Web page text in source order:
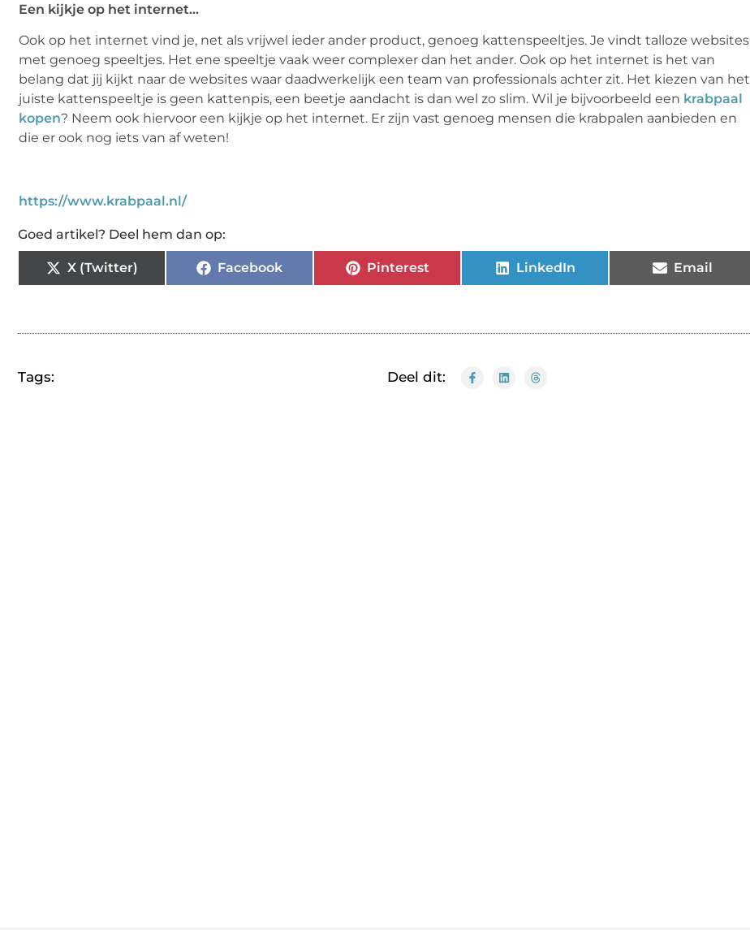
Een kijkje op het internet…
Ook op het internet vind je, net als vrijwel ieder ander product, genoeg kattenspeeltjes. Je vindt talloze websites
met genoeg speeltjes. Het ene speeltje vaak weer complexer dan het ander. Ook op het internet is het van
belang dat jij kijkt naar de websites waar daadwerkelijk een team van professionals achter zit. Het kiezen van het
juiste kattenspeeltje is geen kattenpis, een beetje aandacht is dan wel zo slim. Wil je bijvoorbeeld een krabpaal
kopen? Neem ook hiervoor een kijkje op het internet. Er zijn vast genoeg mensen die krabpalen aanbieden en
die er ook nog iets van af weten!
https://www.krabpaal.nl/
Goed artikel? Deel hem dan op:
X (Twitter) Facebook Pinterest LinkedIn Email
Tags: Deel dit: